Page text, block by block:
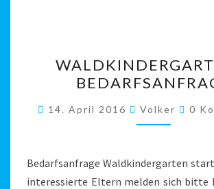
–
14. April 2016 Volker 0
Bedarfsanfrage Waldkindergarten
interessierte Eltern melden sich bitte